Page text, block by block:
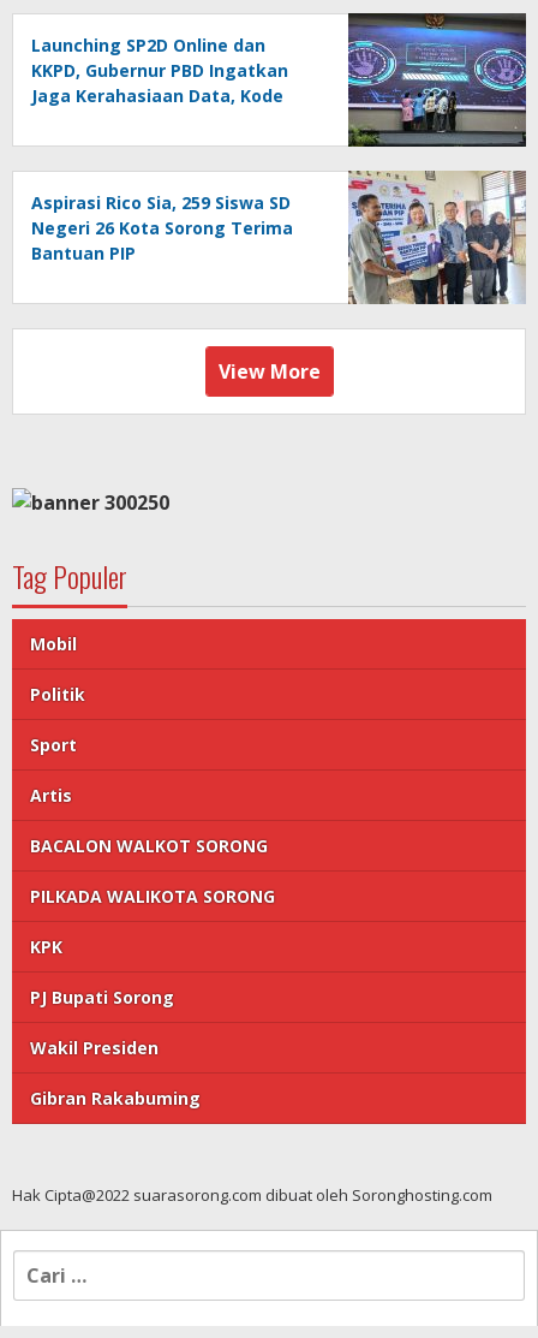
Launching SP2D Online dan
KKPD, Gubernur PBD Ingatkan
Jaga Kerahasiaan Data, Kode
Aspirasi Rico Sia, 259 Siswa SD
Negeri 26 Kota Sorong Terima
Bantuan PIP
View More
Tag Populer
Mobil
Politik
Sport
Artis
BACALON WALKOT SORONG
PILKADA WALIKOTA SORONG
KPK
PJ Bupati Sorong
Wakil Presiden
Gibran Rakabuming
Hak Cipta@2022 suarasorong.com dibuat oleh Soronghosting.com
Cari
untuk: